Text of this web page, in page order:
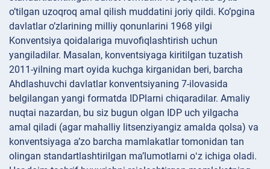
o’tilgan uzoqroq amal qilish muddatini joriy qildi. Ko’pgina
davlatlar o’zlarining milliy qonunlarini 1968 yilgi
Konventsiya qoidalariga muvofiqlashtirish uchun
yangiladilar. Masalan, konventsiyaga kiritilgan tuzatish
2011-yilning mart oyida kuchga kirganidan beri, barcha
Ahdlashuvchi davlatlar konventsiyaning 7-ilovasida
belgilangan yangi formatda IDPlarni chiqaradilar. Amaliy
nuqtai nazardan, bu siz bugun olgan IDP uch yilgacha
amal qiladi (agar mahalliy litsenziyangiz amalda qolsa) va
konventsiyaga aʼzo barcha mamlakatlar tomonidan tan
olingan standartlashtirilgan maʼlumotlarni oʻz ichiga oladi.